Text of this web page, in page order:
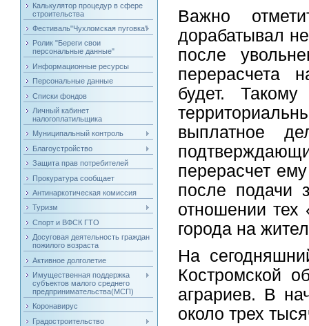
Калькулятор процедур в сфере
строительства
Фестиваль"Чухломская пуговка"
Ролик "Береги свои
персональные данные"
Информационные ресурсы
Персональные данные
Списки фондов
Личный кабинет
налогоплатильщика
Муниципальный контроль
Благоустройство
Защита прав потребителей
Прокуратура сообщает
Антинаркотическая комиссия
Туризм
Спорт и ВФСК ГТО
Досуговая деятельность граждан
пожилого возраста
Активное долголетие
Имущественная поддержка
субъектов малого среднего
предпринимательства(МСП)
Коронавирус
Градостроительство
Важно
дорабатывал
после
перерасчета
будет.
выплатное
перерасчет
после подачи
отношении тех
города на
На
Костромской
аграриев. В
около трех